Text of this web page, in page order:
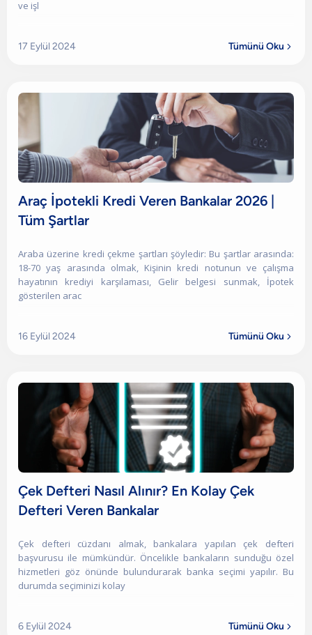
ve işl
17 Eylül 2024 Tümünü Oku 
Araç İpotekli Kredi Veren Bankalar 2026 |
Tüm Şartlar
Araba üzerine kredi çekme şartları şöyledir: Bu şartlar arasında:
18-70 yaş arasında olmak, Kişinin kredi notunun ve çalışma
hayatının krediyi karşılaması, Gelir belgesi sunmak, İpotek
gösterilen arac
16 Eylül 2024 Tümünü Oku 
Çek Defteri Nasıl Alınır? En Kolay Çek
Defteri Veren Bankalar
Çek defteri cüzdanı almak, bankalara yapılan çek defteri
başvurusu ile mümkündür. Öncelikle bankaların sunduğu özel
hizmetleri göz önünde bulundurarak banka seçimi yapılır. Bu
durumda seçiminizi kolay
6 Eylül 2024 Tümünü Oku 